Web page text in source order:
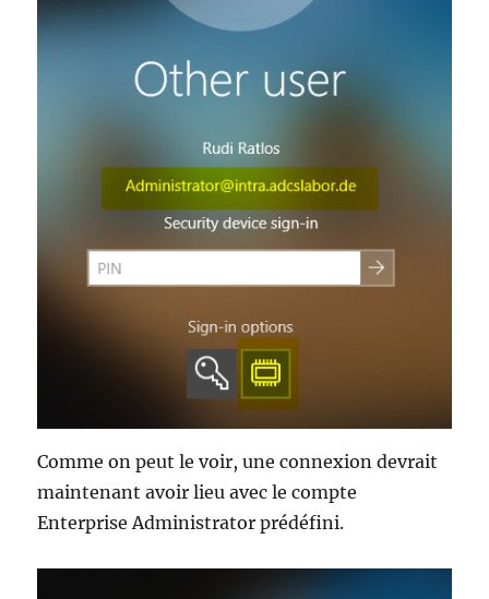
Comme on peut le voir, une connexion devrait
maintenant avoir lieu avec le compte
Enterprise Administrator prédéfini.